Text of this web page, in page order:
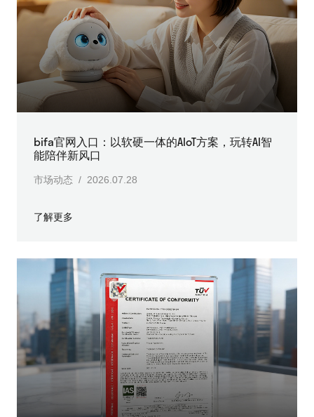
bifa官网入口：以软硬一体的AIoT方案，玩转AI智
能陪伴新风口
市场动态 / 2026.07.28
了解更多